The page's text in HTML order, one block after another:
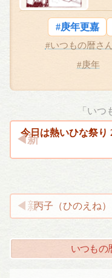
#庚年更嘉
#いつもの暦さ
#庚年
「い
今日は熱いひな祭り
投
稿
ナ
丙子（ひのえね）
いつもの